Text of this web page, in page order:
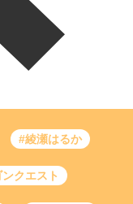
#綾瀬はるか
クエスト